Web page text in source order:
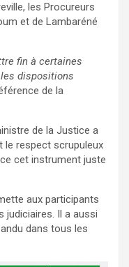
les Procureurs
et de Lambaréné
fin à certaines
dispositions
de la
de la Justice a
le respect scrupuleux
cet instrument juste
aux participants
judiciaires. Il a aussi
dans tous les